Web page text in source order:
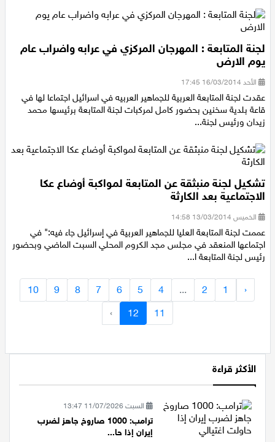
سخنين
عرابة
اخبار عالمية
رياضة
رياضة محلية
رياضة عالمية
تقارير خاصة
اقتصاد
مقالات
مجلة الحمرا
جمال وازياء
تكنولوجيا
لجنة المتابعة : المهرجان المركزي في عرابه واضراب عام
يوم الارض
الأحد 16/03/2014 17:45
عقدت لجنة المتابعة العربية للجماهير العربيه في اسرائيل اجتماعا لها في
قاعة بلدية سخنين بحضور كامل لمركبات لجنة المتابعة برئيسها محمد
زيدان ورئيس لجنة...
تشكيل لجنة منبثقة عن المتابعة لمواكبة أوضاع عكا
الاجتماعية بعد الكارثة
الخميس 13/03/2014 14:58
عممت لجنة المتابعة العليا للجماهير العربية في إسرائيل جاء فيه:" في
اجتماعها المنعقد في مجلس مجد الكروم المحلي السبت الماضي وبحضور
رئيس لجنة المتابعة ا...
‹
1
2
...
4
5
6
7
8
9
10
11
12
›
الأكثر قراءة
السبت 11/07/2026 13:47
ترامب: 1000 صاروخ جاهز لضرب
إيران إذا حا...